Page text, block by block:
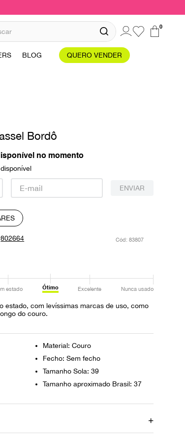
0
BLOG QUERO VENDER
Bordô
no momento
ENVIAR
802664 : 83807
estado Ótimo Excelente Nunca usado
estado, com levíssimas marcas de uso, como
do couro.
Material: Couro
Fecho: Sem fecho
Tamanho Sola: 39
Tamanho aproximado Brasil: 37